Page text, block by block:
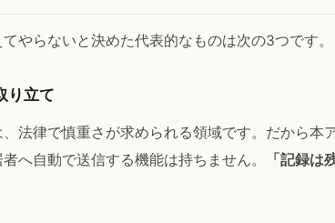
やらないと決めた代表的なものは次の3つです。
り立て
法律で慎重さが求められる領域です。だから本
へ自動で送信する機能は持ちません。
「記録は